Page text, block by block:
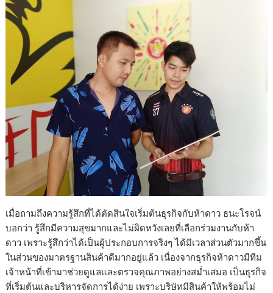
เมื่อถามถึงความรู้สึกที่ได้ตัดสินใจเริ่มต้นธุรกิจกับห้าดาว ธนะโรจน์
บอกว่า รู้สึกมีความสุขมากและไม่ผิดหวังเลยที่เลือกร่วมงานกับห้า
ดาว เพราะรู้สึกว่าได้เป็นผู้ประกอบการจริงๆ ได้มีเวลาส่วนตัวมากขึ้น
ในส่วนของมาตรฐานสินค้าดีมากอยู่แล้ว เนื่องจากธุรกิจห้าดาวมีทีม
เจ้าหน้าที่เข้ามาช่วยดูแลและตรวจคุณภาพอย่างสม่ำเสมอ เป็นธุรกิจ
ที่เริ่มต้นและบริหารจัดการได้ง่าย เพราะบริษัทมีสินค้าให้พร้อมไม่